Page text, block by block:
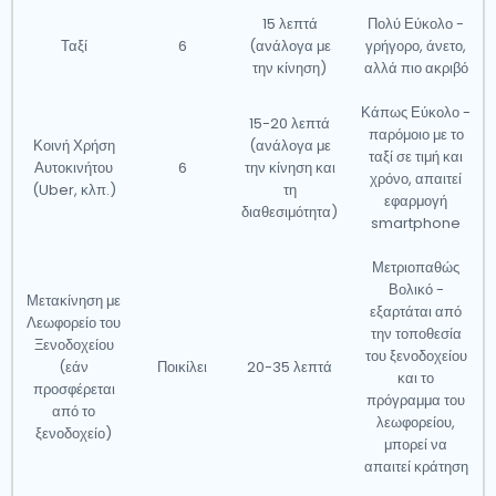
Airport taxis in Luxembourg?
Time is precious. Spare hours by using
Airporttaxis.com instead of public transport. Airport
taxis offer various types of well-maintained vehicles
suitable for private transfer and comfortable journeys
with a company. You can book your taxi online and
choose the most fitting vehicle option.
Our airport taxi service is cheaper than you can
expect. It's up to 40% less than city taxis at the
location. Airport transfer on fixed low-cost rates is a
Ταξί 6
15 λεπτά
(ανάλογα με
την κίνηση)
Πολύ Εύκολο -
γρήγορο, άνετο,
αλλά πιο ακριβό
Κοινή Χρήση
Αυτοκινήτου
(Uber, κλπ.)
6
15-20 λεπτά
(ανάλογα με
την κίνηση και
τη
διαθεσιμότητα)
Κάπως Εύκολο -
παρόμοιο με το
ταξί σε τιμή και
χρόνο, απαιτεί
εφαρμογή
smartphone
Μετακίνηση με
Λεωφορείο του
Ξενοδοχείου
(εάν
προσφέρεται
από το
ξενοδοχείο)
Ποικίλει 20-35 λεπτά
Μετριοπαθώς
Βολικό -
εξαρτάται από
την τοποθεσία
του ξενοδοχείου
και το
πρόγραμμα του
λεωφορείου,
μπορεί να
απαιτεί κράτηση